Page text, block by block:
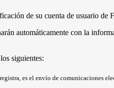
de su cuenta de usuario
automáticamente con la
siguientes:
es el envío de comunicaciones